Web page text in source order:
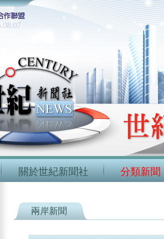
關於世紀新聞社 分類新聞
兩岸新聞